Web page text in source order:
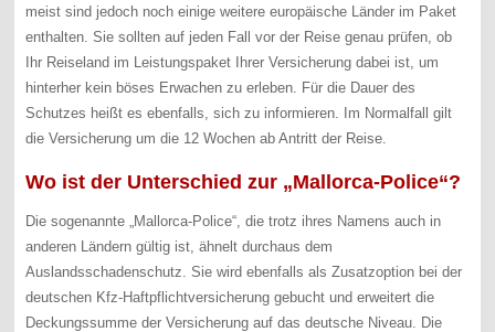
meist sind jedoch noch einige weitere europäische Länder im Paket
enthalten. Sie sollten auf jeden Fall vor der Reise genau prüfen, ob
Ihr Reiseland im Leistungspaket Ihrer Versicherung dabei ist, um
hinterher kein böses Erwachen zu erleben. Für die Dauer des
Schutzes heißt es ebenfalls, sich zu informieren. Im Normalfall gilt
die Versicherung um die 12 Wochen ab Antritt der Reise.
Wo ist der Unterschied zur „Mallorca-Police“?
Die sogenannte „Mallorca-Police“, die trotz ihres Namens auch in
anderen Ländern gültig ist, ähnelt durchaus dem
Auslandsschadenschutz. Sie wird ebenfalls als Zusatzoption bei der
deutschen Kfz-Haftpflichtversicherung gebucht und erweitert die
Deckungssumme der Versicherung auf das deutsche Niveau. Die